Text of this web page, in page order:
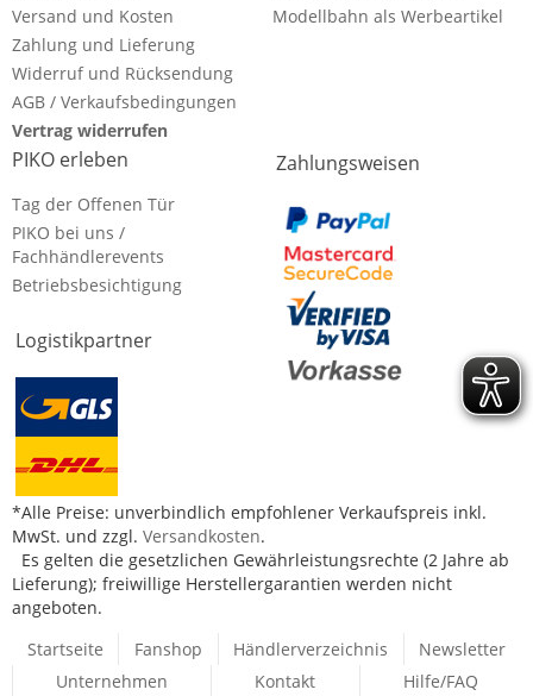
Versand und Kosten
Zahlung und Lieferung
Widerruf und Rücksendung
AGB / Verkaufsbedingungen
Vertrag widerrufen
Modellbahn als Werbeartikel
PIKO erleben
Tag der Offenen Tür
PIKO bei uns /
Fachhändlerevents
Betriebsbesichtigung
Logistikpartner
Zahlungsweisen
*Alle Preise: unverbindlich empfohlener Verkaufspreis inkl.
MwSt. und zzgl. Versandkosten.
Es gelten die gesetzlichen Gewährleistungsrechte (2 Jahre ab
Lieferung); freiwillige Herstellergarantien werden nicht
angeboten.
Startseite
Fanshop Händlerverzeichnis
Newsletter
Unternehmen
Kontakt Hilfe/FAQ